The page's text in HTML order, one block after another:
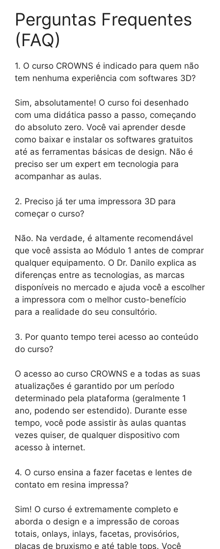
Perguntas Frequentes
(FAQ)
1. O curso CROWNS é indicado para quem não
tem nenhuma experiência com softwares 3D?
Sim, absolutamente! O curso foi desenhado
com uma didática passo a passo, começando
do absoluto zero. Você vai aprender desde
como baixar e instalar os softwares gratuitos
até as ferramentas básicas de design. Não é
preciso ser um expert em tecnologia para
acompanhar as aulas.
2. Preciso já ter uma impressora 3D para
começar o curso?
Não. Na verdade, é altamente recomendável
que você assista ao Módulo 1 antes de comprar
qualquer equipamento. O Dr. Danilo explica as
diferenças entre as tecnologias, as marcas
disponíveis no mercado e ajuda você a escolher
a impressora com o melhor custo-benefício
para a realidade do seu consultório.
3. Por quanto tempo terei acesso ao conteúdo
do curso?
O acesso ao curso CROWNS e a todas as suas
atualizações é garantido por um período
determinado pela plataforma (geralmente 1
ano, podendo ser estendido). Durante esse
tempo, você pode assistir às aulas quantas
vezes quiser, de qualquer dispositivo com
acesso à internet.
4. O curso ensina a fazer facetas e lentes de
contato em resina impressa?
Sim! O curso é extremamente completo e
aborda o design e a impressão de coroas
totais, onlays, inlays, facetas, provisórios,
placas de bruxismo e até table tops. Você